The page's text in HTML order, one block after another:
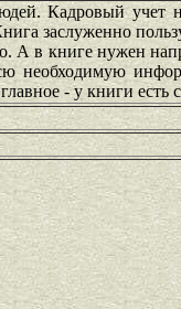
Кадровый
заслуженно
А в книге нужен
необходимую
- у книги есть